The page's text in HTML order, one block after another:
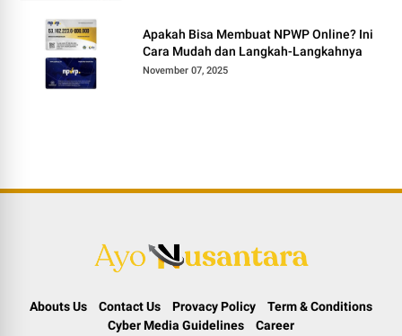
Apakah Bisa Membuat NPWP Online? Ini
Cara Mudah dan Langkah-Langkahnya
November 07, 2025
Abouts Us Contact Us Provacy Policy
Term & Conditions
Cyber Media Guidelines
Career